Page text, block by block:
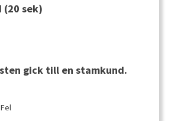
(20 sek)
gick till en stamkund.